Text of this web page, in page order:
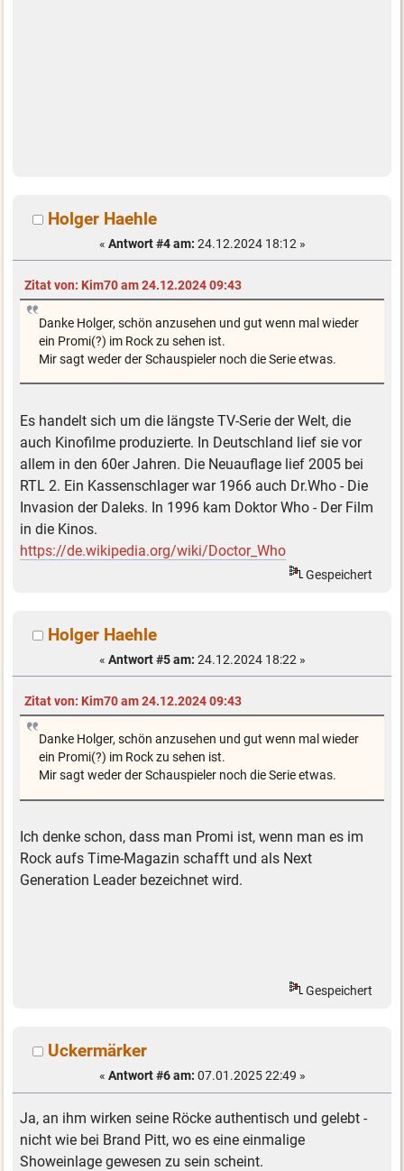
Holger Haehle
« Antwort #4 am: 24.12.2024 18:12 »
Zitat von: Kim70 am 24.12.2024 09:43
Danke Holger, schön anzusehen und gut wenn mal wieder
ein Promi(?) im Rock zu sehen ist.
Mir sagt weder der Schauspieler noch die Serie etwas.
Es handelt sich um die längste TV-Serie der Welt, die
auch Kinofilme produzierte. In Deutschland lief sie vor
allem in den 60er Jahren. Die Neuauflage lief 2005 bei
RTL 2. Ein Kassenschlager war 1966 auch Dr.Who - Die
Invasion der Daleks. In 1996 kam Doktor Who - Der Film
in die Kinos.
https://de.wikipedia.org/wiki/Doctor_Who
Gespeichert
Holger Haehle
« Antwort #5 am: 24.12.2024 18:22 »
Zitat von: Kim70 am 24.12.2024 09:43
Danke Holger, schön anzusehen und gut wenn mal wieder
ein Promi(?) im Rock zu sehen ist.
Mir sagt weder der Schauspieler noch die Serie etwas.
Ich denke schon, dass man Promi ist, wenn man es im
Rock aufs Time-Magazin schafft und als Next
Generation Leader bezeichnet wird.
Gespeichert
Uckermärker
« Antwort #6 am: 07.01.2025 22:49 »
Ja, an ihm wirken seine Röcke authentisch und gelebt -
nicht wie bei Brand Pitt, wo es eine einmalige
Showeinlage gewesen zu sein scheint.